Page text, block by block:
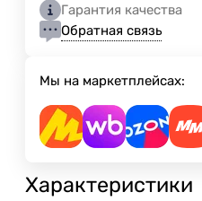
Гарантия качества
Обратная связь
Мы на маркетплейсах:
Характеристики